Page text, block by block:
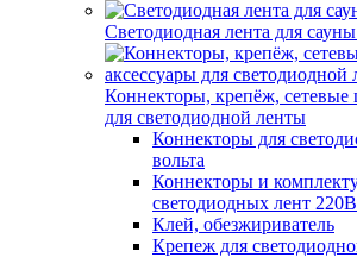
Светодиодная лента для
Коннекторы, крепёж, сетевые
для светодиодной ленты
Коннекторы для
вольта
Коннекторы и
светодиодных лент 220В
Клей, обезжириватель
Крепеж для